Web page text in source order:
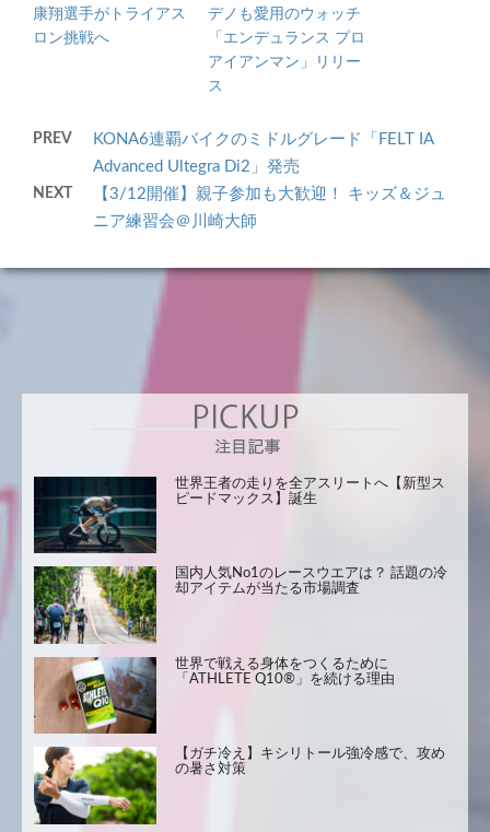
康翔選手がトライアス
ロン挑戦へ
デノも愛用のウォッチ
「エンデュランス プロ
アイアンマン」リリー
ス
PREV
KONA6連覇バイクのミドルグレード「FELT IA
Advanced Ultegra Di2」発売
NEXT
【3/12開催】親子参加も大歓迎！ キッズ＆ジュ
ニア練習会＠川崎大師
世界王者の走りを全アスリートへ【新型ス
ピードマックス】誕生
国内人気No1のレースウエアは？ 話題の冷
却アイテムが当たる市場調査
世界で戦える身体をつくるために
「ATHLETE Q10®」を続ける理由
【ガチ冷え】キシリトール強冷感で、攻め
の暑さ対策